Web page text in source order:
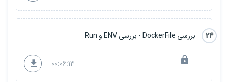
24 بررسی DockerFile - بررسی ENV و Run
00:06:13